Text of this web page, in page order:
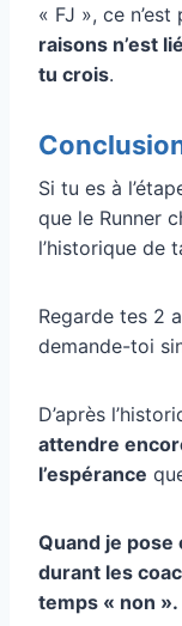
« FJ », ce
raisons n’est
tu crois.
Si tu es à
que le Runner
l’historique de
Regarde tes 2
demande-toi
D’après
attendre
l’espérance
Quand je
durant les
temps « non ».